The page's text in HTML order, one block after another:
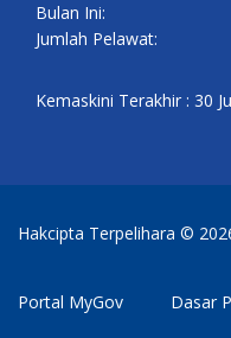
Bulan Ini:
Jumlah Pelawat:
Kemaskini Terakhir : 30
Hakcipta Terpelihara ©
Portal MyGov
Dasar